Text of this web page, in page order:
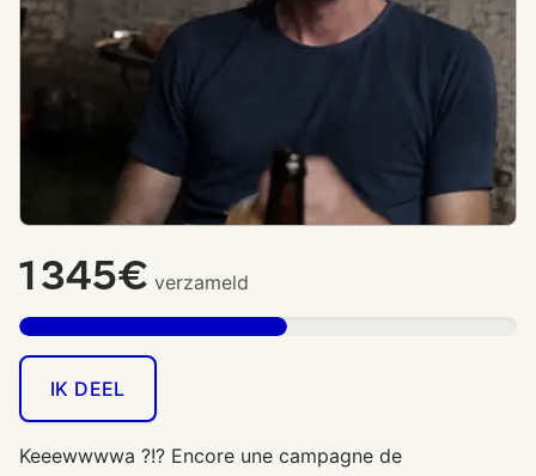
1 345€ verzameld
IK DEEL
Keeewwwwa ?!? Encore une campagne de